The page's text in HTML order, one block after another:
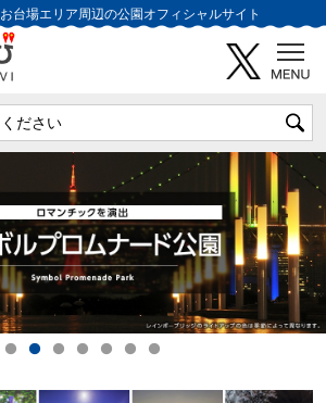
お台場エリア周辺の公園オフィシャルサイト